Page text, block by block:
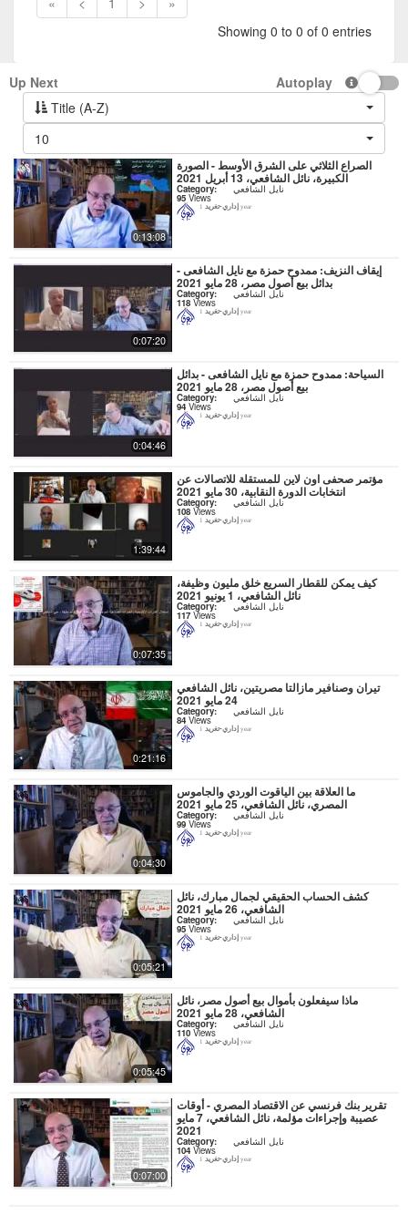
Showing 0 to 0 of 0 entries
Up Next
Autoplay
Title (A-Z)
10
0:13:08
الصراع الثلاثي على الشرق الأوسط - الصورة
الكبيرة، نائل الشافعي، 13 أبريل 2021
Category: نايل الشافعي
95 Views
إداري-تغريد 1 year
0:07:20
إيقاف النزيف: ممدوح حمزة مع نايل الشافعى -
بدائل بيع أصول مصر، 28 مايو 2021
Category: نايل الشافعي
118 Views
إداري-تغريد 1 year
0:04:46
السياحة: ممدوح حمزة مع نايل الشافعى - بدائل
بيع أصول مصر، 28 مايو 2021
Category: نايل الشافعي
94 Views
إداري-تغريد 1 year
1:39:44
مؤتمر صحفى اون لاين للمستقلة للاتصالات عن
انتخابات الدورة النقابية، 30 مايو 2021
Category: نايل الشافعي
108 Views
إداري-تغريد 1 year
0:07:35
كيف يمكن للقطار السريع خلق مليون وظيفة،
نائل الشافعي، 1 يونيو 2021
Category: نايل الشافعي
117Views
إداري-تغريد 1 year
0:21:16
تيران وصنافير مازالتا مصريتين، نائل الشافعي
24 مايو 2021
Category: نايل الشافعي
84 Views
إداري-تغريد 1 year
0:04:30
ما العلاقة بين الياقوت الوردي والجاموس
المصري، نائل الشافعي، 25 مايو 2021
Category: نايل الشافعي
99 Views
إداري-تغريد 1 year
0:05:21
كشف الحساب الحقيقي لجمال مبارك، نائل
الشافعي، 26 مايو 2021
Category: نايل الشافعي
95 Views
إداري-تغريد 1 year
0:05:45
ماذا سيفعلون بأموال بيع أصول مصر، نائل
الشافعي، 28 مايو 2021
Category: نايل الشافعي
110 Views
إداري-تغريد 1 year
0:07:00
تقرير بنك فرنسي عن الاقتصاد المصري - أوقات
عصيبة وإجراءات مؤلمة، نائل الشافعي، 7 مايو
2021
Category: نايل الشافعي
104 Views
إداري-تغريد 1 year